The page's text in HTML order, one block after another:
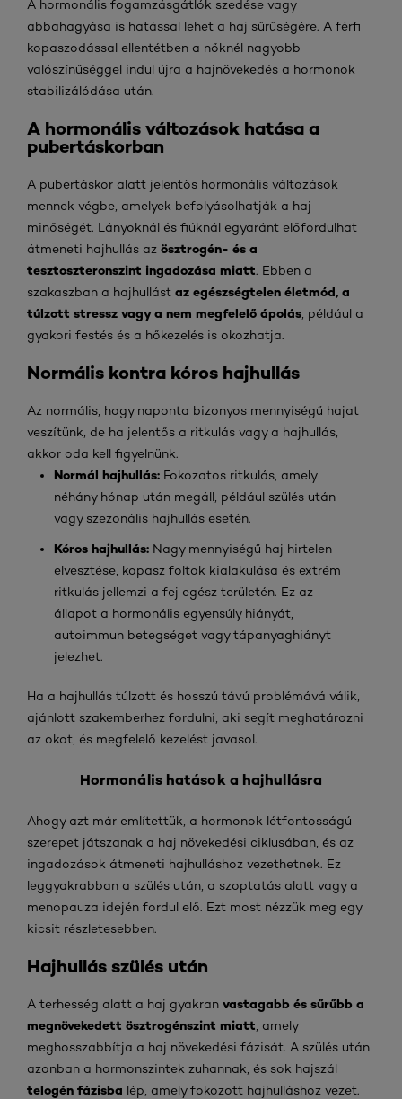
A hormonális fogamzásgátlók szedése vagy
abbahagyása is hatással lehet a haj sűrűségére. A férfi
kopaszodással ellentétben a nőknél nagyobb
valószínűséggel indul újra a hajnövekedés a hormonok
stabilizálódása után.
A hormonális változások hatása a
pubertáskorban
A pubertáskor alatt jelentős hormonális változások
mennek végbe, amelyek befolyásolhatják a haj
minőségét. Lányoknál és fiúknál egyaránt előfordulhat
átmeneti hajhullás az ösztrogén- és a
tesztoszteronszint ingadozása miatt. Ebben a
szakaszban a hajhullást az egészségtelen életmód, a
túlzott stressz vagy a nem megfelelő ápolás , például a
gyakori festés és a hőkezelés is okozhatja.
Normális kontra kóros hajhullás
Az normális, hogy naponta bizonyos mennyiségű hajat
veszítünk, de ha jelentős a ritkulás vagy a hajhullás,
akkor oda kell figyelnünk.
Normál hajhullás: Fokozatos ritkulás, amely
néhány hónap után megáll, például szülés után
vagy szezonális hajhullás esetén.
Kóros hajhullás: Nagy mennyiségű haj hirtelen
elvesztése, kopasz foltok kialakulása és extrém
ritkulás jellemzi a fej egész területén. Ez az
állapot a hormonális egyensúly hiányát,
autoimmun betegséget vagy tápanyaghiányt
jelezhet.
Ha a hajhullás túlzott és hosszú távú problémává válik,
ajánlott szakemberhez fordulni, aki segít meghatározni
az okot, és megfelelő kezelést javasol.
Hormonális hatások a hajhullásra
Ahogy azt már említettük, a hormonok létfontosságú
szerepet játszanak a haj növekedési ciklusában, és az
ingadozások átmeneti hajhulláshoz vezethetnek. Ez
leggyakrabban a szülés után, a szoptatás alatt vagy a
menopauza idején fordul elő. Ezt most nézzük meg egy
kicsit részletesebben.
Hajhullás szülés után
A terhesség alatt a haj gyakran vastagabb és sűrűbb a
megnövekedett ösztrogénszint miatt , amely
meghosszabbítja a haj növekedési fázisát. A szülés után
azonban a hormonszintek zuhannak, és sok hajszál
telogén fázisba lép, amely fokozott hajhulláshoz vezet.